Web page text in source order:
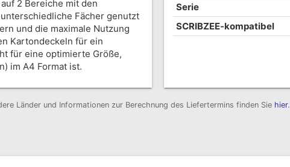
2 Bereiche mit den
Fächer genutzt
und die maximale Nutzung
Kartondeckeln für ein
für eine optimierte Größe,
im A4 Format ist.
Serie
SCRIBZEE-kompatibel
Länder und Informationen zur Berechnung des Liefertermins finden Sie hier.